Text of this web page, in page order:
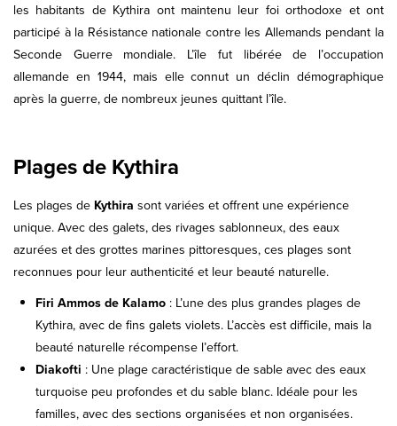
les habitants de Kythira ont maintenu leur foi orthodoxe et ont
participé à la Résistance nationale contre les Allemands pendant la
Seconde Guerre mondiale. L’île fut libérée de l’occupation
allemande en 1944, mais elle connut un déclin démographique
après la guerre, de nombreux jeunes quittant l’île.
Plages de Kythira
Les plages de Kythira sont variées et offrent une expérience
unique. Avec des galets, des rivages sablonneux, des eaux
azurées et des grottes marines pittoresques, ces plages sont
reconnues pour leur authenticité et leur beauté naturelle.
Firi Ammos de Kalamo : L’une des plus grandes plages de
Kythira, avec de fins galets violets. L’accès est difficile, mais la
beauté naturelle récompense l’effort.
Diakofti : Une plage caractéristique de sable avec des eaux
turquoise peu profondes et du sable blanc. Idéale pour les
familles, avec des sections organisées et non organisées.